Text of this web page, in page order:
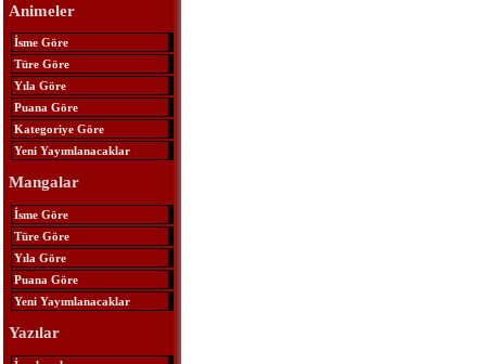
Animeler
İsme Göre
Türe Göre
Yıla Göre
Puana Göre
Kategoriye Göre
Yeni Yayımlanacaklar
Mangalar
İsme Göre
Türe Göre
Yıla Göre
Puana Göre
Yeni Yayımlanacaklar
Yazılar